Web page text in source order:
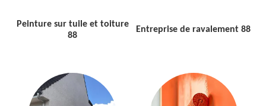
Peinture sur tuile et toiture
88
Entreprise de ravalement 88